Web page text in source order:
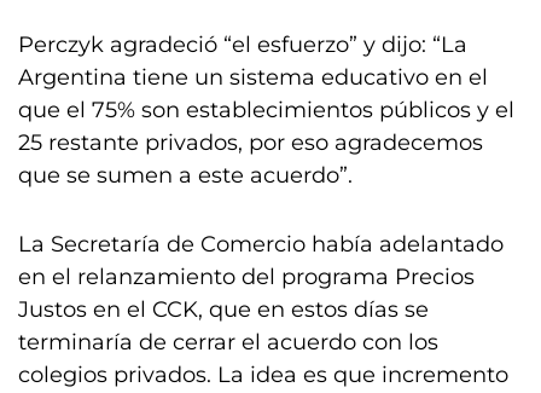
Perczyk agradeció “el esfuerzo” y dijo: “La
Argentina tiene un sistema educativo en el
que el 75% son establecimientos públicos y el
25 restante privados, por eso agradecemos
que se sumen a este acuerdo”.
La Secretaría de Comercio había adelantado
en el relanzamiento del programa Precios
Justos en el CCK, que en estos días se
terminaría de cerrar el acuerdo con los
colegios privados. La idea es que incremento